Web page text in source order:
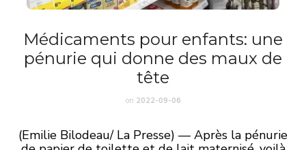
Médicaments pour enfants: une
pénurie qui donne des maux de
tête
on 2022-09-06
(Emilie Bilodeau/ La Presse) — Après la pénurie